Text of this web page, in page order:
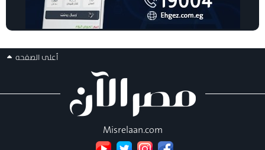
أعلى الصفحه
Misrelaan.com